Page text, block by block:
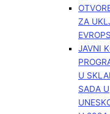
ZA
JAVNI
U
SADA U